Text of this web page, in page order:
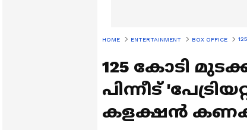
HOME ENTERTAINMENT BOX OFFICE
125 കോടി
പിന്നീട്
കളക്ഷൻ